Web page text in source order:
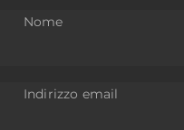
Nome
Indirizzo email